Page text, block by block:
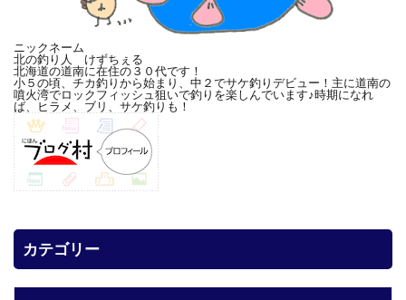
ニックネーム
北の釣り人 けずちぇる
北海道の道南に在住の３０代です！
小５の頃、チカ釣りから始まり、中２でサケ釣りデビュー！主に道南の
噴火湾でロックフィッシュ狙いで釣りを楽しんでいます♪時期になれ
ば、ヒラメ、ブリ、サケ釣りも！
カテゴリー